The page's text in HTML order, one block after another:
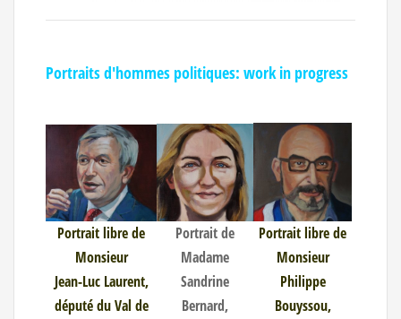
Portraits d'hommes politiques: work in progress
Portrait libre de
Monsieur
Jean-Luc Laurent,
député du Val de
Portrait de
Madame
Sandrine
Bernard,
Portrait libre de
Monsieur
Philippe
Bouyssou,